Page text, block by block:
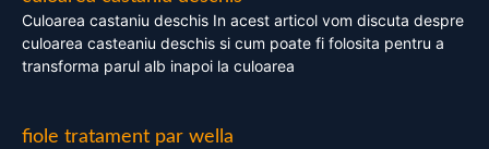
Culoarea castaniu deschis In acest articol vom discuta despre
culoarea casteaniu deschis si cum poate fi folosita pentru a
transforma parul alb inapoi la culoarea
fiole tratament par wella